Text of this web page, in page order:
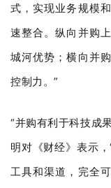
式，实现业务规模
速整合。纵向并购
城河优势；横向并
控制力。”
“并购有利于科技成
明对《财经》表示
工具和渠道，完全